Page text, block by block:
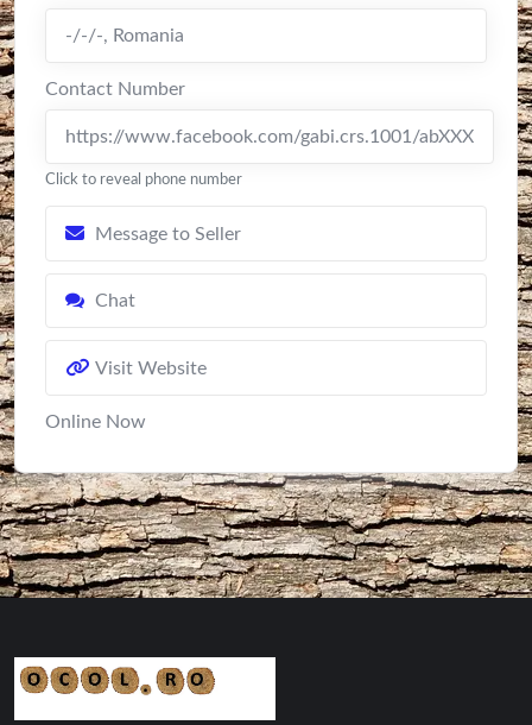
-/-/-, Romania
Contact Number
https://www.facebook.com/gabi.crs.1001/abXXX
Click to reveal phone number
Message to Seller
Chat
Visit Website
Online Now